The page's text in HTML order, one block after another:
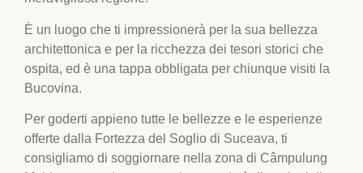
È un luogo che ti impressionerà per la sua bellezza
architettonica e per la ricchezza dei tesori storici che
ospita, ed è una tappa obbligata per chiunque visiti la
Bucovina.
Per goderti appieno tutte le bellezze e le esperienze
offerte dalla Fortezza del Soglio di Suceava, ti
consigliamo di soggiornare nella zona di Câmpulung